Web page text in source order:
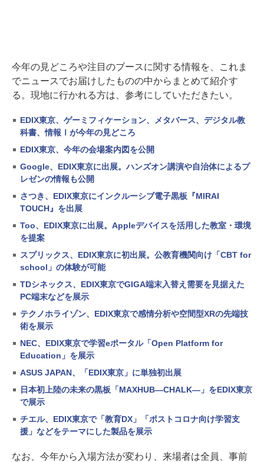
今年の見どころや注目のブースに関する情報を、これま
でニュースでお届けしたものの中からまとめて紹介す
る。現地に行かれる方は、参考にしていただきたい。
EDIX東京、ゲーミフィケーション、メタバース、デジタル教
科書、情報Ⅰが今年の見どころ
EDIX東京、今年の会場案内図を公開
Google、EDIX東京に出展。ハンズオン講演や自治体によるプ
レゼンの情報も公開
さつき、EDIX東京にインクルーシブ電子黒板『MIRAI
TOUCH』を出展
Too、EDIX東京に出展。Appleデバイスを活用した教室・環境
を提案
スプリックス、EDIX東京に初出展。公教育機関向け「CBT for
school」の体験が可能
TDシネックス、EDIX東京でGIGA端末入替え需要を見据えた
PC端末などを展示
テクノホライゾン、EDIX東京で感情分析や空間型XRの先端技
術を展示
NEC、EDIX東京で学習eポータル「Open Platform for
Education」を展示
ASUS JAPAN、「EDIX東京」に単独初出展
日本初上陸の未来の黒板「MAXHUB―CHALK―」をEDIX東京
で展示
チエル、EDIX東京で「教育DX」「ポストコロナ向け学習支
援」などをテーマにした製品を展示
なお、今年から入場方法が変わり、来場者は全員、事前